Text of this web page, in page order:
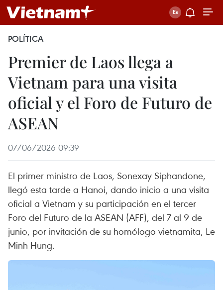
POLÍTICA
Premier de Laos llega a
Vietnam para una visita
oficial y el Foro de Futuro de
ASEAN
07/06/2026 09:39
El primer ministro de Laos, Sonexay Siphandone,
llegó esta tarde a Hanoi, dando inicio a una visita
oficial a Vietnam y su participación en el tercer
Foro del Futuro de la ASEAN (AFF), del 7 al 9 de
junio, por invitación de su homólogo vietnamita, Le
Minh Hung.